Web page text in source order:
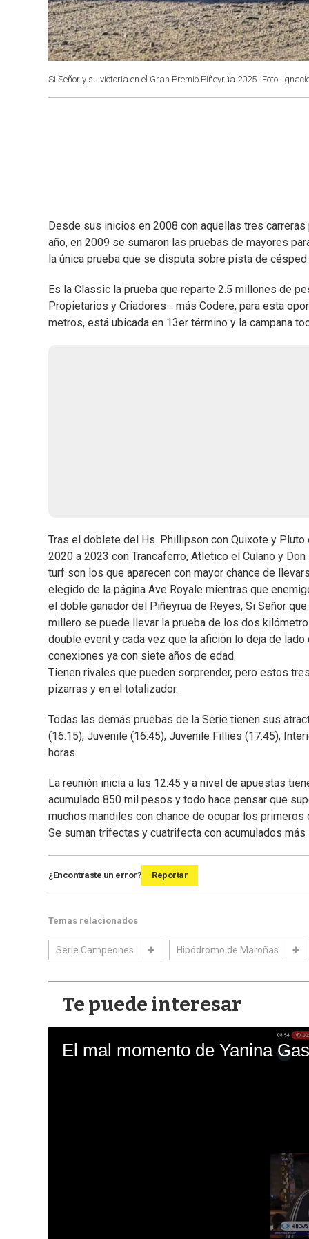
Si Señor y su victoria en el Gran Premio Piñeyrúa 2025. Foto:
Desde sus inicios en 2008 con aquellas tres
año, en 2009 se sumaron las pruebas de mayores
la única prueba que se disputa sobre pista de césped.
Es la Classic la prueba que reparte 2.5 millones de
Propietarios y Criadores - más Codere, para esta
metros, está ubicada en 13er término y la campana
Tras el doblete del Hs. Phillipson con Quixote y
2020 a 2023 con Trancaferro, Atletico el Culano y
turf son los que aparecen con mayor chance de
elegido de la página Ave Royale mientras que
el doble ganador del Piñeyrua de Reyes, Si Señor
millero se puede llevar la prueba de los dos
double event y cada vez que la afición lo deja de
conexiones ya con siete años de edad.
Tienen rivales que pueden sorprender, pero estos
pizarras y en el totalizador.
Todas las demás pruebas de la Serie tienen sus
(16:15), Juvenile (16:45), Juvenile Fillies (17:45),
horas.
La reunión inicia a las 12:45 y a nivel de apuestas
acumulado 850 mil pesos y todo hace pensar que
muchos mandiles con chance de ocupar los primeros
Se suman trifectas y cuatrifecta con acumulados más
¿Encontraste un error? Reportar
Temas relacionados
Serie Campeones Hipódromo de Maroñas
Te puede interesar